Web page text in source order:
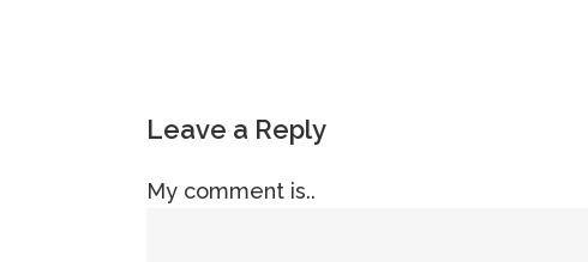
Leave a Reply
My comment is..